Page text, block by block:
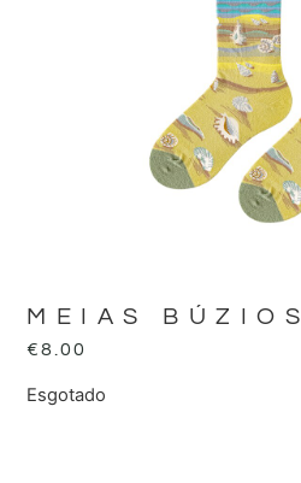
MEIAS BÚZIOS
€8.00
Esgotado